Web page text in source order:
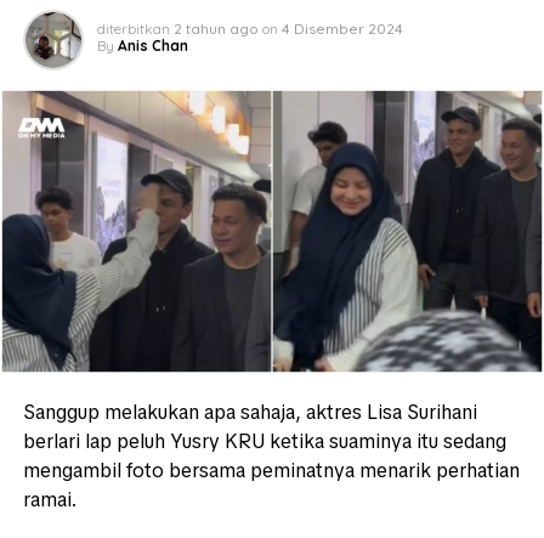
diterbitkan 2 tahun ago on 4 Disember 2024
By Anis Chan
Sanggup melakukan apa sahaja, aktres Lisa Surihani
berlari lap peluh Yusry KRU ketika suaminya itu sedang
mengambil foto bersama peminatnya menarik perhatian
ramai.